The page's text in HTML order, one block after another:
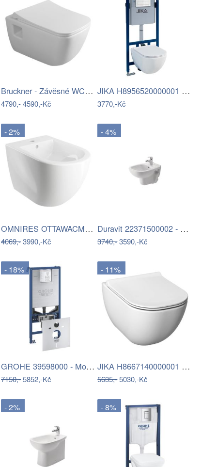
Bruckner - Závěsné WC Rimless WALTER…
4790,-4590,-Kč
JIKA H8956520000001 - Podomítkový modul…
3770,-Kč
- 2%
OMNIRES OTTAWACMBIBP - Závěsný bidet…
4069,-3990,-Kč
- 4%
Duravit 22371500002 - Závěsný bidet D…
3740,-3590,-Kč
- 18%
GROHE 39598000 - Modul pro závěsné WC…
7150,-5852,-Kč
- 11%
JIKA H8667140000001 - Závěsné WC MIO +…
5635,-5030,-Kč
- 2% - 8%